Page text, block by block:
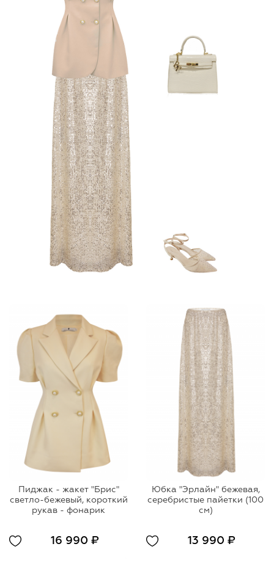
Пиджак - жакет "Брис"
светло-бежевый, короткий
рукав - фонарик
16 990 ₽
Юбка "Эрлайн" бежевая,
серебристые пайетки (100
см)
13 990 ₽